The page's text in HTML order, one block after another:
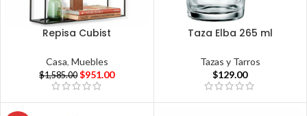
Repisa Cubist
Casa, Muebles
$1,585.00 $951.00
Taza Elba 265 ml
Tazas y Tarros
$129.00